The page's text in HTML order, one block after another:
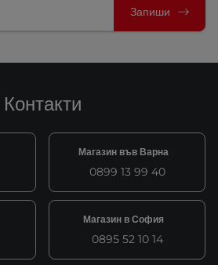
Запиши
Контакти
Магазин във Варна
0899 13 99 40
Магазин в София
0895 52 10 14